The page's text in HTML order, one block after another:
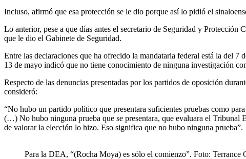
Incluso, afirmó que esa protección se le dio porque así lo pidió el
Lo anterior, pese a que días antes el secretario de Seguridad y
que le dio el Gabinete de Seguridad.
Entre las declaraciones que ha ofrecido la mandataria federal está la del
13 de mayo indicó que no tiene conocimiento de ninguna investigación
Respecto de las denuncias presentadas por los partidos de oposición
consideró:
“No hubo un partido político que presentara suficientes pruebas como
(…) No hubo ninguna prueba que se presentara, que evaluara el Tribunal
de valorar la elección lo hizo. Eso significa que no hubo ninguna prueba”.
Para la DEA, “(Rocha Moya) es sólo el comienzo”. Foto: Terrance